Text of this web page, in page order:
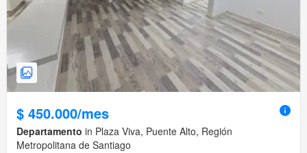
$ 450.000/mes
Departamento in Plaza Viva, Puente Alto, Región
Metropolitana de Santiago